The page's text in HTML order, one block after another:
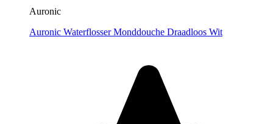
Auronic
Auronic Waterflosser Monddouche Draadloos Wit